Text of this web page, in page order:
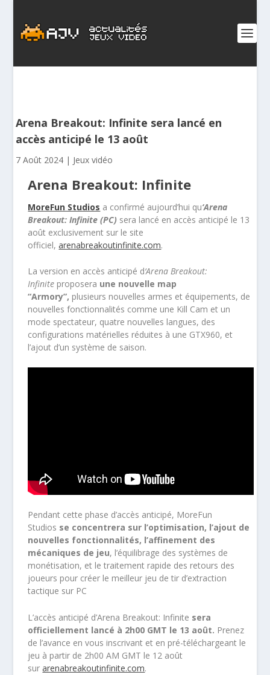
Arena Breakout: Infinite sera lancé en
accès anticipé le 13 août
7 Août 2024 | Jeux vidéo
Arena Breakout: Infinite
MoreFun Studios a confirmé aujourd’hui qu‘Arena
Breakout: Infinite (PC) sera lancé en accès anticipé le 13
août exclusivement sur le site
officiel,arenabreakoutinfinite.com.
La version en accès anticipé d‘Arena Breakout:
Infinite proposera une nouvelle map
“Armory”, plusieurs nouvelles armes et équipements, de
nouvelles fonctionnalités comme une Kill Cam et un
mode spectateur, quatre nouvelles langues, des
configurations matérielles réduites à une GTX960, et
l’ajout d’un système de saison.
Pendant cette phase d’accès anticipé, MoreFun
Studios se concentrera sur l’optimisation, l’ajout de
nouvelles fonctionnalités, l’affinement des
mécaniques de jeu, l’équilibrage des systèmes de
monétisation, et le traitement rapide des retours des
joueurs pour créer le meilleur jeu de tir d’extraction
tactique sur PC
L’accès anticipé d’Arena Breakout: Infinite sera
officiellement lancé à 2h00 GMT le 13 août. Prenez
de l’avance en vous inscrivant et en pré-téléchargeant le
jeu à partir de 2h00 AM GMT le 12 août
surarenabreakoutinfinite.com.